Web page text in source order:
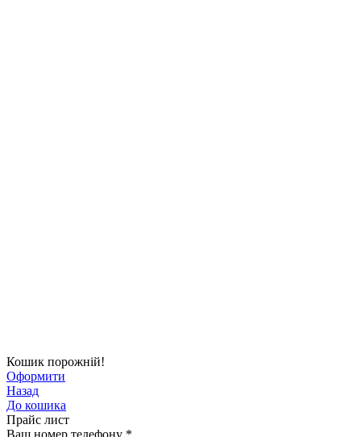
Кошик порожній!
Оформити
Назад
До кошика
Прайс лист
Ваш номер телефону *